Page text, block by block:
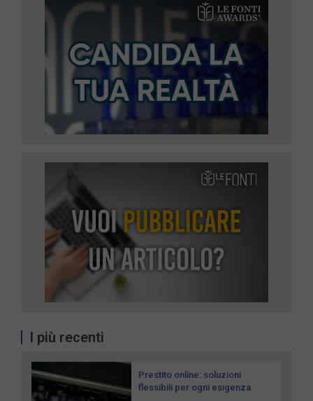
I più recenti
Prestito online: soluzioni
flessibili per ogni esigenza